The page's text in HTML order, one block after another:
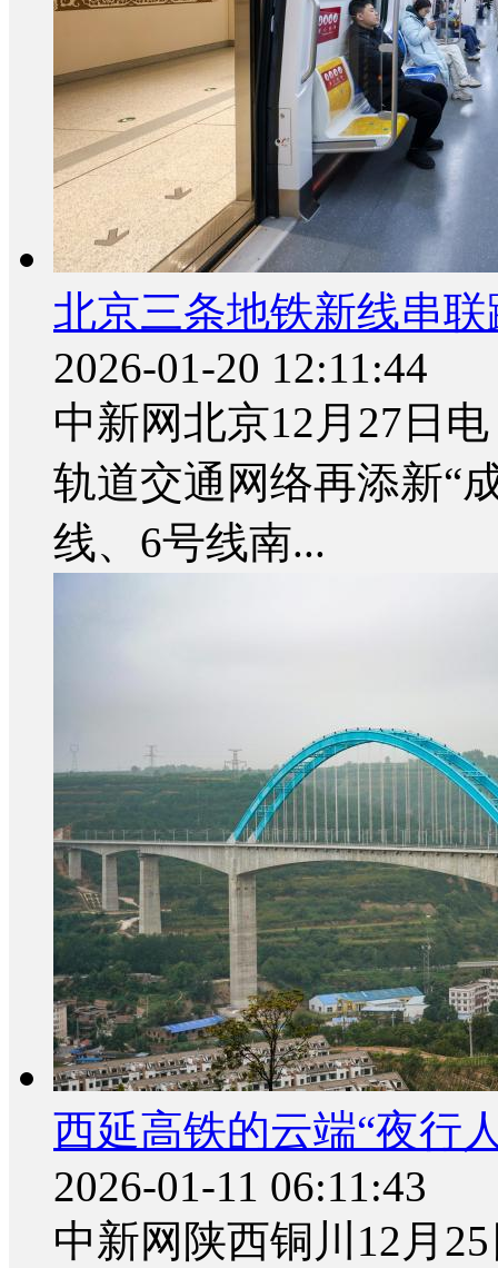
北京三条地铁新线串联
2026-01-20 12:11:44
中新网北京12月27日
轨道交通网络再添新“
线、6号线南...
西延高铁的云端“夜行
2026-01-11 06:11:43
中新网陕西铜川12月